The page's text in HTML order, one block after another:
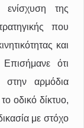
ενίσχυση της
που
και
ότι
στην αρμόδια
οδικό δίκτυο,
με στόχο